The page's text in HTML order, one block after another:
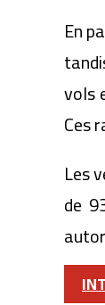
En
vols
Ces
Les
de